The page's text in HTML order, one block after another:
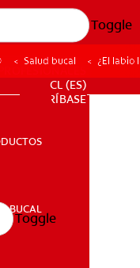
Toggle
SALUD BUCAL
CL (ES)
SUSCRÍBASE
BUCAL
Toggle
Salud bucal ¿El labio